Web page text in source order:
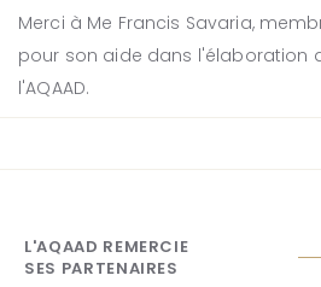
Merci à Me Francis Savaria,
pour son aide dans l'élaboration
l'AQAAD.
L'AQAAD REMERCIE
SES PARTENAIRES